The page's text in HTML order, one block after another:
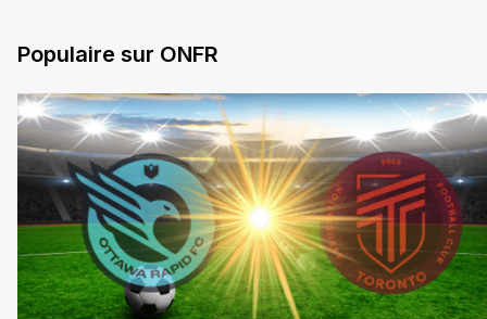
Populaire sur ONFR